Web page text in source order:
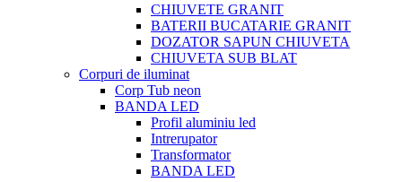
CHIUVETE GRANIT
BATERII BUCATARIE GRANIT
DOZATOR SAPUN CHIUVETA
CHIUVETA SUB BLAT
Corpuri de iluminat
Corp Tub neon
BANDA LED
Profil aluminiu led
Intrerupator
Transformator
BANDA LED